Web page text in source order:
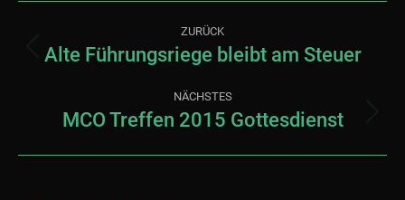
Kommentarnavigation
ZURÜCK
Vorheriger
Alte Führungsriege bleibt am Steuer
NÄCHSTES
Nächster
MCO Treffen 2015 Gottesdienst